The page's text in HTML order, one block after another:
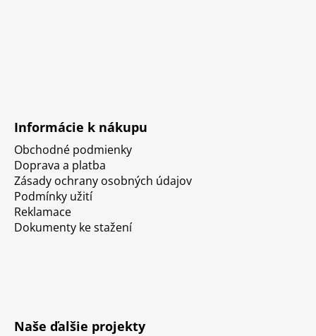
Informácie k nákupu
Obchodné podmienky
Doprava a platba
Zásady ochrany osobných údajov
Podmínky užití
Reklamace
Dokumenty ke stažení
Naše ďalšie projekty